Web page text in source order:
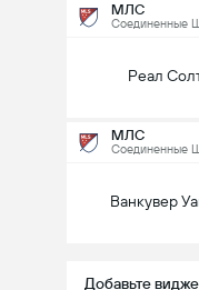
МЛС
Соединенные
Реал
МЛС
Соединенные
Ванкувер
Добавьте
Всего